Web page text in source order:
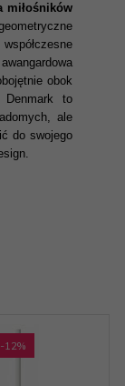
miłośników
obok
to
ale
do swojego
-12%